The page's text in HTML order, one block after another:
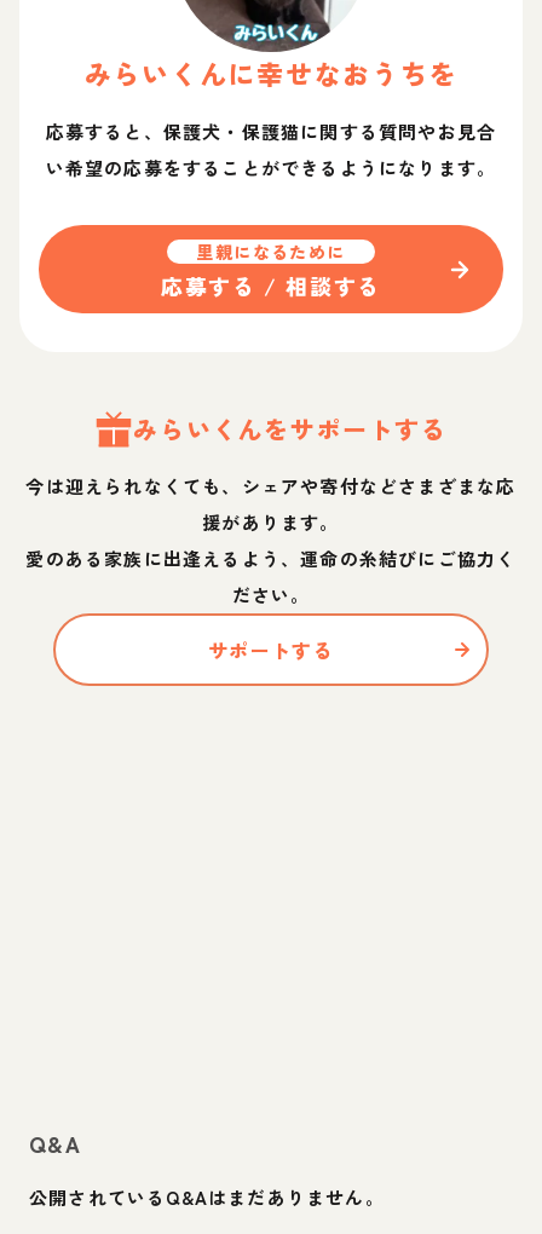
みらい くんに幸せなおうちを
応募すると、保護犬・保護猫に関する質問やお見合
い希望の応募をすることができるようになります。
里親になるために
応募する / 相談する
みらい くんをサポートする
今は迎えられなくても、シェアや寄付などさまざまな応
援があります。
愛のある家族に出逢えるよう、運命の糸結びにご協力く
ださい。
サポートする
Q&A
公開されているQ&Aはまだありません。